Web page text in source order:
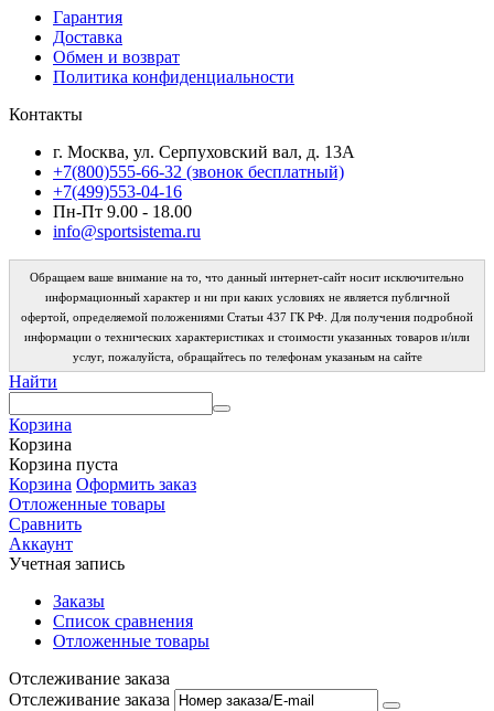
Гарантия
Доставка
Обмен и возврат
Политика конфиденциальности
Контакты
г. Москва, ул. Серпуховский вал, д. 13А
+7(800)555-66-32 (звонок бесплатный)
+7(499)553-04-16
Пн-Пт 9.00 - 18.00
info@sportsistema.ru
Обращаем ваше внимание на то, что данный интернет-сайт носит исключительно
информационный характер и ни при каких условиях не является публичной
офертой, определяемой положениями Статьи 437 ГК РФ. Для получения подробной
информации о технических характеристиках и стоимости указанных товаров и/или
услуг, пожалуйста, обращайтесь по телефонам указаным на сайте
Найти
Корзина
Корзина
Корзина пуста
Корзина Оформить заказ
Отложенные товары
Сравнить
Аккаунт
Учетная запись
Заказы
Список сравнения
Отложенные товары
Отслеживание заказа
Отслеживание заказа